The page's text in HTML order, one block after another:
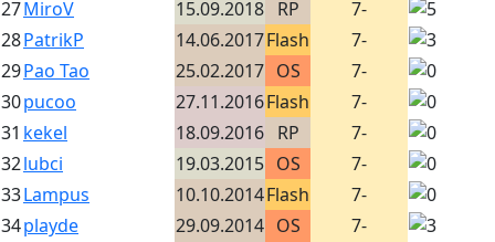
27MiroV 15.09.2018 RP
7-
28PatrikP 14.06.2017Flash
7-
29Pao Tao 25.02.2017 OS
7-
30pucoo 27.11.2016Flash
7-
31 kekel 18.09.2016 RP
7-
32lubci 19.03.2015 OS
7-
33Lampus 10.10.2014Flash
7-
34playde 29.09.2014 OS
7-